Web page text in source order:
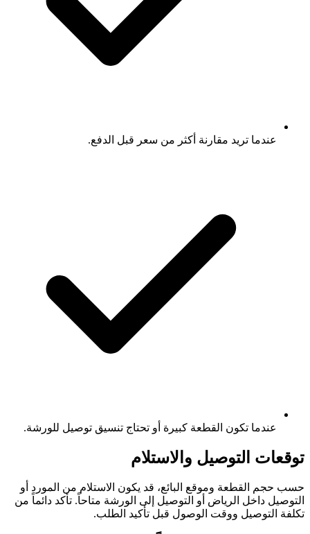
عندما تريد مقارنة أكثر من سعر قبل الدفع.
عندما تكون القطعة كبيرة أو تحتاج تنسيق توصيل للورشة.
توقعات التوصيل والاستلام
حسب حجم القطعة وموقع البائع، قد يكون الاستلام من المورد أو
التوصيل داخل الرياض أو التوصيل إلى الورشة متاحاً. تأكد دائماً من
تكلفة التوصيل ووقت الوصول قبل تأكيد الطلب.